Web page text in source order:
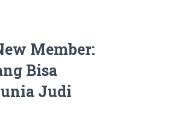
Member:
Bisa
Judi